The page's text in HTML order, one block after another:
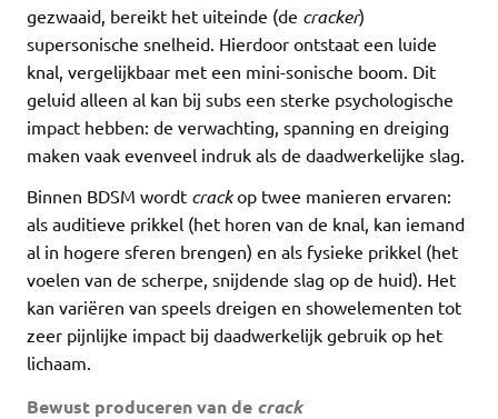
gezwaaid, bereikt het uiteinde (de cracker)
supersonische snelheid. Hierdoor ontstaat een luide
knal, vergelijkbaar met een mini-sonische boom. Dit
geluid alleen al kan bij subs een sterke psychologische
impact hebben: de verwachting, spanning en dreiging
maken vaak evenveel indruk als de daadwerkelijke slag.
Binnen BDSM wordt crackop twee manieren ervaren:
als auditieve prikkel (het horen van de knal, kan iemand
al in hogere sferen brengen) en als fysieke prikkel (het
voelen van de scherpe, snijdende slag op de huid). Het
kan variëren van speels dreigen en showelementen tot
zeer pijnlijke impact bij daadwerkelijk gebruik op het
lichaam.
Bewust produceren van de crack